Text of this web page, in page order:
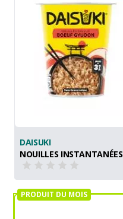
DAISUKI
NOUILLES INSTANTANÉES
PRODUIT DU MOIS